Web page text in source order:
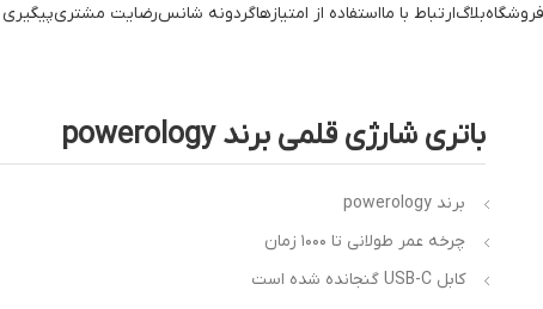
فروشگاهبلاگارتباط با مااستفاده از امتیازهاگردونه شانسرضایت مشتری
باتری شارژی قلمی برند powerology
برند powerology
چرخه عمر طولانی تا ۱۰۰۰ زمان
کابل USB-C گنجانده شده است